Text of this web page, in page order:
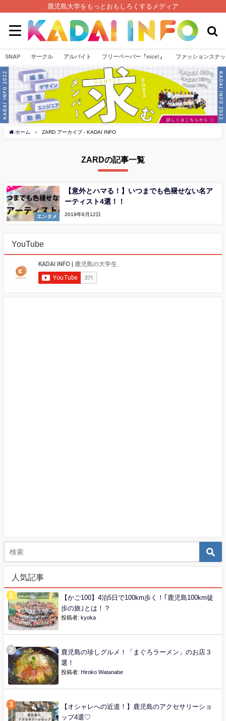
鹿児島大学をもっとおもしろくするメディア
SNAP サークル アルバイト フリーペーパー『nice!』 ファッションスナ
ホーム ZARD アーカイブ - KADAI INFO
ZARDの記事一覧
エンタメ
【意外とハマる！】いつまでも色褪せない名ア
ーティスト4選！！
2019年6月12日
YouTube
人気記事
【かご100】4泊5日で100km歩く！｢鹿児島100km徒
歩の旅｣とは！？
投稿者: kyoka
鹿児島の珍しグルメ！「まぐろラーメン」のお店３
選！
投稿者: Hiroko Watanabe
【オシャレへの近道！】鹿児島のアクセサリーショ
ップ4選♡